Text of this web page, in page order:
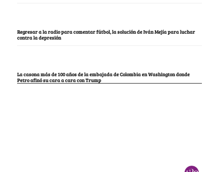
Regresar a la radio para comentar fútbol, la solución de Iván Mejía para luchar
contra la depresión
La casona más de 100 años de la embajada de Colombia en Washington donde
Petro afinó su cara a cara con Trump